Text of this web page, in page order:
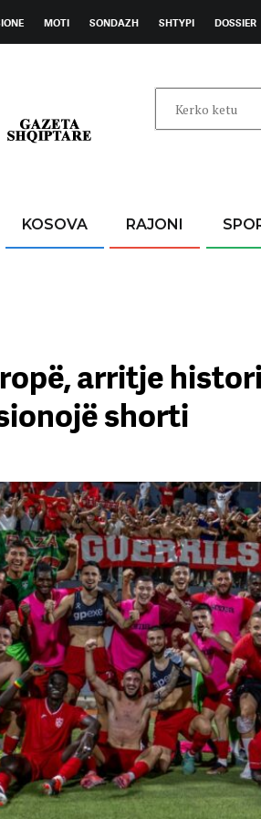
MOTI SONDAZH SHTYPI DOSSIER
KOSOVA RAJONI
arritje
shorti
07 Gusht, 2026